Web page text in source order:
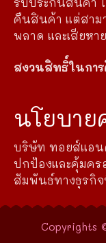
คืนสินค้า แต่สาม
พลาด และเสียหา
สงวนสิทธิ์ในกา
นโยบาย
บริษัท ทอยส์แอน
ปกป้องและคุ้มคร
สัมพันธ์ทางธุรกิจ
Copyrights